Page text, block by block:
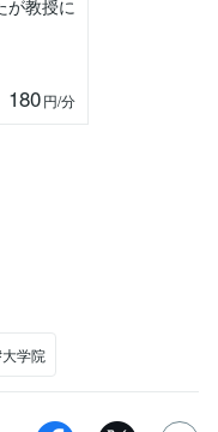
が教授に
180円/分
学院